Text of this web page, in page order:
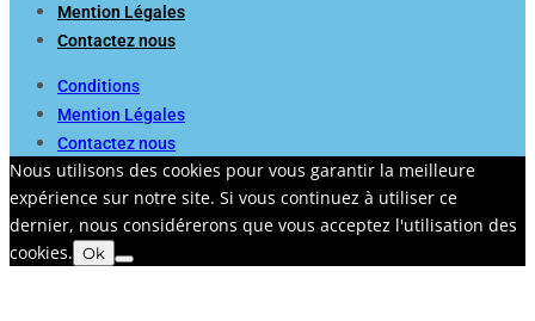
Mention Légales
Contactez nous
Conditions
Mention Légales
Contactez nous
Nous utilisons des cookies pour vous garantir la meilleure
expérience sur notre site. Si vous continuez à utiliser ce
dernier, nous considérerons que vous acceptez l'utilisation des
cookies. Ok